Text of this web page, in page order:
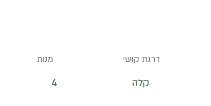
מנות
4
דרגת קושי
קלה